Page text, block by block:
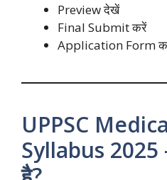
Preview देखें
Final Submit करें
Application Form का
UPPSC
Syllabus 2025